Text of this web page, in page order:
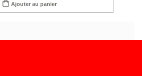
Ajouter au panier